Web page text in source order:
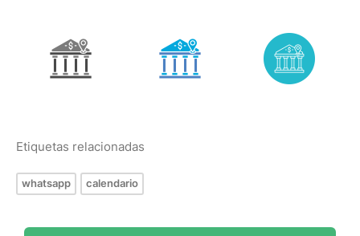
Etiquetas relacionadas
whatsapp calendario